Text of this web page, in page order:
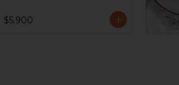
pimienta negra y sal). Bowl.
$5.900